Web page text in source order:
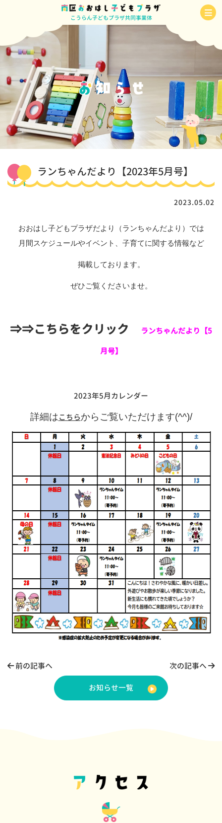
こうらん子どもプラザ共同事業体
ランちゃんだより【2023年5月号】
2023.05.02
おおはし子どもプラザだより（ランちゃんだより）では
月間スケジュールやイベント、子育てに関する情報など
掲載しております。
ぜひご覧くださいませ。
⇒⇒こちらをクリック
ランちゃんだより【5
月号】
2023年5月カレンダー
詳細はこちらからご覧いただけます(^^)/
前の記事へ 次の記事へ
お知らせ一覧